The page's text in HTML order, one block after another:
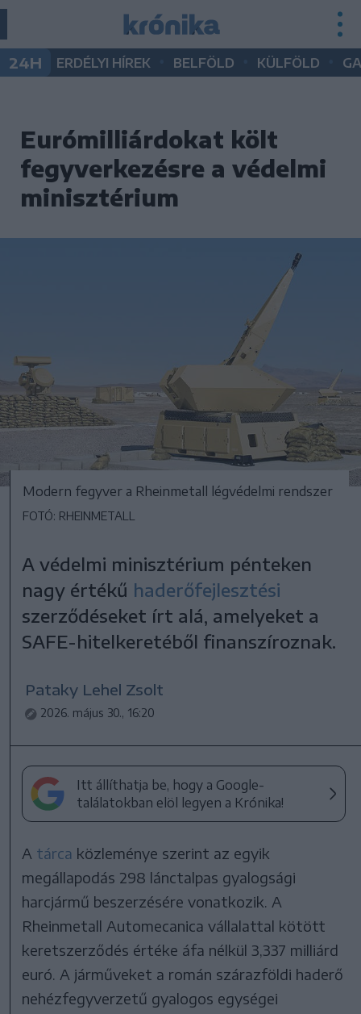
24H ERDÉLYI HÍREK BELFÖLD KÜLFÖLD
Eurómilliárdokat költ
fegyverkezésre a védelmi
minisztérium
Modern fegyver a Rheinmetall légvédelmi rendszer
FOTÓ: RHEINMETALL
A védelmi minisztérium pénteken
nagy értékű haderőfejlesztési
szerződéseket írt alá, amelyeket a
SAFE-hitelkeretéből finanszíroznak.
Pataky Lehel Zsolt
2026. május 30., 16:20
Itt állíthatja be, hogy a Google-
találatokban elöl legyen a Krónika!
A tárca közleménye szerint az egyik
megállapodás 298 lánctalpas gyalogsági
harcjármű beszerzésére vonatkozik. A
Rheinmetall Automecanica vállalattal kötött
keretszerződés értéke áfa nélkül 3,337 milliárd
euró. A járműveket a román szárazföldi haderő
nehézfegyverzetű gyalogos egységei